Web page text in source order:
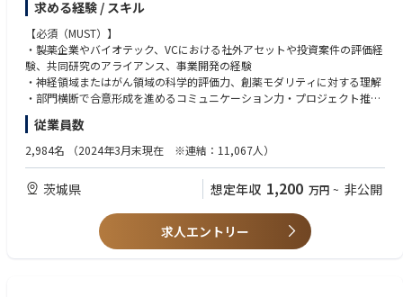
・研究、臨床、知財、法務、事業開発等と連携したデューデリジェンス支
援
・経営・意思決定会議向け資料作成、提案内容の説明・合意形成
・データベースの活用や学会参加等を通じた創薬の競合、トレンド調査
求める経験 / スキル
【必須（MUST）】
・製薬企業やバイオテック、VCにおける社外アセットや投資案件の評価経
験、共同研究のアライアンス、事業開発の経験
・神経領域またはがん領域の科学的評価力、創薬モダリティに対する理解
・部門横断で合意形成を進めるコミュニケーション力・プロジェクト推進
力
・英語での文献調査、資料作成、会議・議論が可能なコミュニケーション
力
有する
【歓迎（WANT）】
・Ph.D.または修士以上の生命科学・薬学・医学・化学等の専門性
・契約、知財、デューデリジェンスの経験
従業員数
2,984名 （2024年3月末現在 ※連結：11,067人）
茨城県 想定年収 1,200 万円 ~ 非公開
求人エントリー